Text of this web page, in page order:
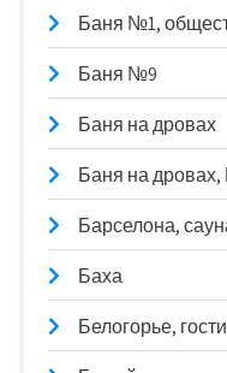
Баня №1,
Баня №9
Баня на дровах
Баня на
Барселона,
Баха
Белогорье,